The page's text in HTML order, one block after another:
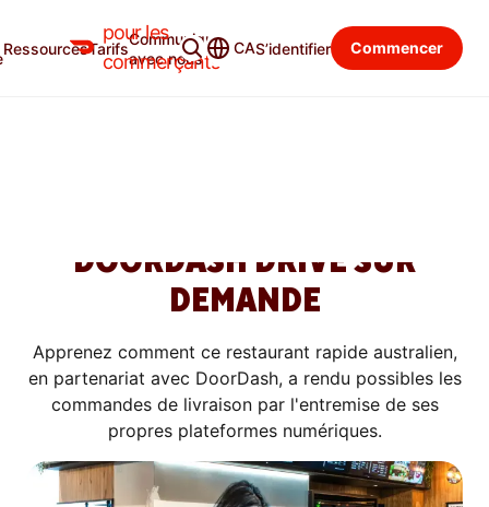
pour les
commerçants
RessourcesTarifs
Communiquer
avec nous
CAS’identifier Commencer
SUCCESS STORIES
DOORDASH DRIVE SUR
DEMANDE
Apprenez comment ce restaurant rapide australien,
en partenariat avec DoorDash, a rendu possibles les
commandes de livraison par l'entremise de ses
propres plateformes numériques.